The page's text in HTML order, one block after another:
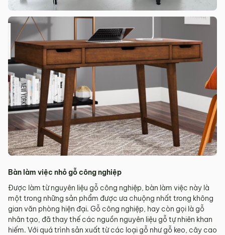
Bàn làm việc nhỏ gỗ công nghiệp
Được làm từ nguyên liệu gỗ công nghiệp, bàn làm việc này là
một trong những sản phẩm được ưa chuộng nhất trong không
gian văn phòng hiện đại. Gỗ công nghiệp, hay còn gọi là gỗ
nhân tạo, đã thay thế các nguồn nguyên liệu gỗ tự nhiên khan
hiếm. Với quá trình sản xuất từ các loại gỗ như gỗ keo, cây cao